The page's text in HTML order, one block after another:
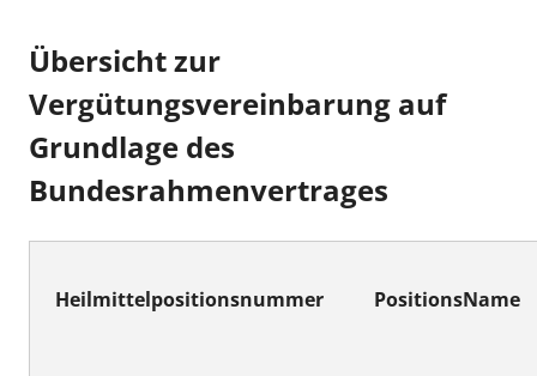
Übersicht zur
Vergütungsvereinbarung auf
Grundlage des
Bundesrahmenvertrages
Heilmittelpositionsnummer PositionsName